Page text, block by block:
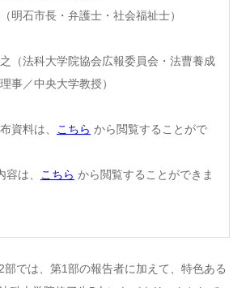
市長・弁護士・社会福祉士）
（法科大学院協会広報委員会・法曹養成
事／中央大学教授）
料は、 こちら から閲覧することがで
は、
こちら から閲覧することができま
では、第1部の報告者に加えて、特色ある